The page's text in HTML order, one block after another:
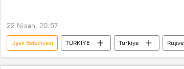
22 Nisan, 20:57
Uşak Belediyesi TÜRKİYE Türkiye
Özkan Yalım
CHP Cumhuriyet Halk Partisi